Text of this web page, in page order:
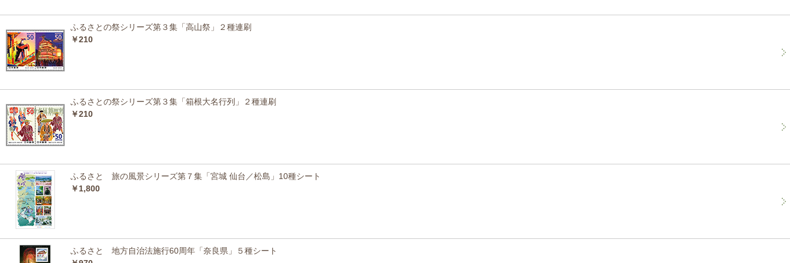
ふるさとの祭シリーズ第３集「高山祭」２種連刷
￥210
ふるさとの祭シリーズ第３集「箱根大名行列」２種連刷
￥210
ふるさと 旅の風景シリーズ第７集「宮城 仙台／松島」10種シート
￥1,800
ふるさと 地方自治法施行60周年「奈良県」５種シート